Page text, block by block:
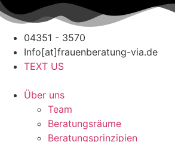
Zum
Inhalt
springen04351 - 3570
Info[at]frauenberatung-via.de
TEXT US
Über uns
Team
Beratungsräume
Beratungsprinzipien